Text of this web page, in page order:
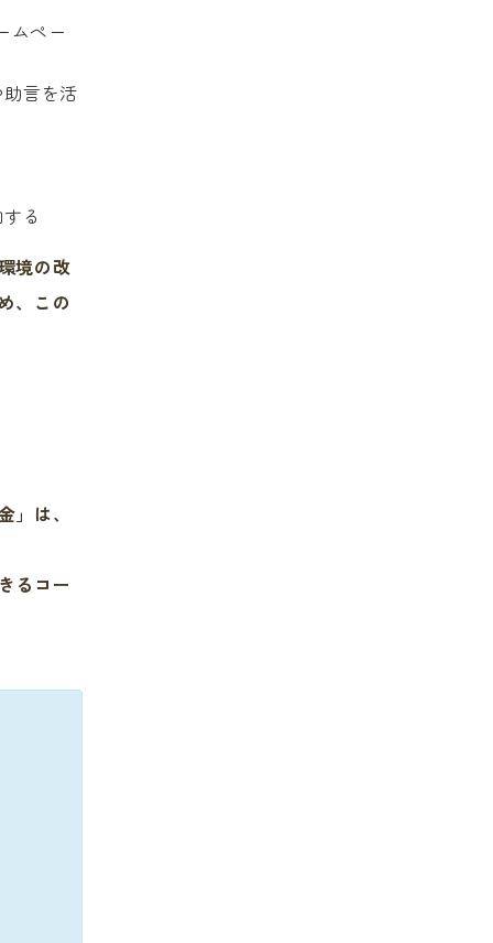
ムペー
言を活
る
境の改
、この
」は、
るコー